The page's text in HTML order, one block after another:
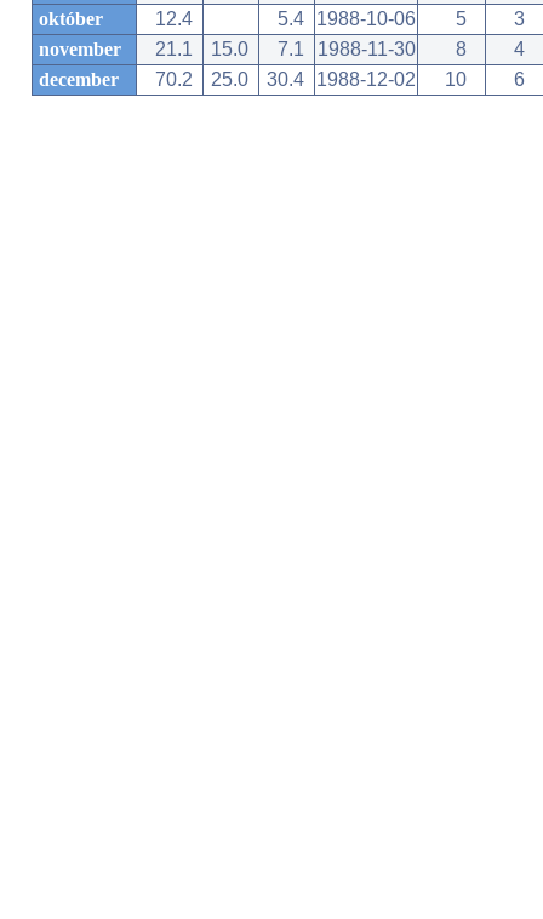
október
12.4 5.4 1988-10-06 5
3
november
21.1 15.0 7.1 1988-11-30 8
4
december
70.2 25.0 30.4 1988-12-02 10 6